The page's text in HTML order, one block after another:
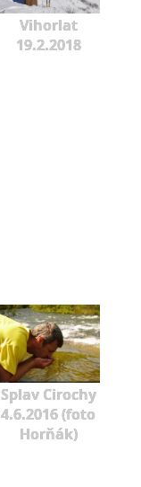
Vihorlat
19.2.2018
Splav Cirochy
4.6.2016 (foto
Horňák)